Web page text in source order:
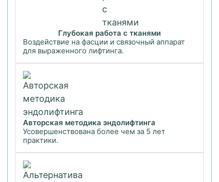
Глубокая работа с тканями
Воздействие на фасции и связочный аппарат
для выраженного лифтинга.
Авторская методика эндолифтинга
Усовершенствована более чем за 5 лет
практики.